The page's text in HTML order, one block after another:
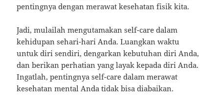
pentingnya dengan merawat kesehatan fisik kita.
Jadi, mulailah mengutamakan self-care dalam
kehidupan sehari-hari Anda. Luangkan waktu
untuk diri sendiri, dengarkan kebutuhan diri Anda,
dan berikan perhatian yang layak kepada diri Anda.
Ingatlah, pentingnya self-care dalam merawat
kesehatan mental Anda tidak bisa diabaikan.